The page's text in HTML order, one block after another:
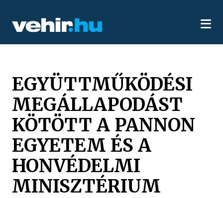
EGYÜTTMŰKÖDÉSI
MEGÁLLAPODÁST
KÖTÖTT A PANNON
EGYETEM ÉS A
HONVÉDELMI
MINISZTÉRIUM